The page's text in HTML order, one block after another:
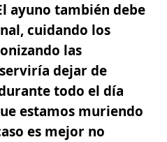
ayuno también debe
cuidando los
las
dejar de
todo el día
estamos muriendo
es mejor no